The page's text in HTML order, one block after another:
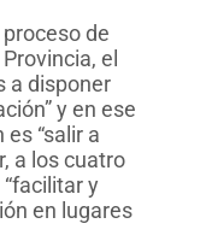
de
el
a disponer
y en ese
“salir a
a los cuatro
y
en lugares